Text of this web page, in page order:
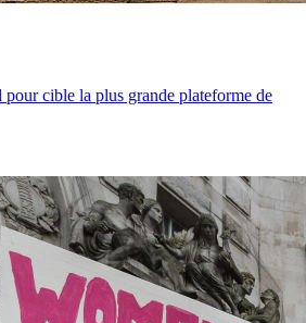
cible la plus grande plateforme de